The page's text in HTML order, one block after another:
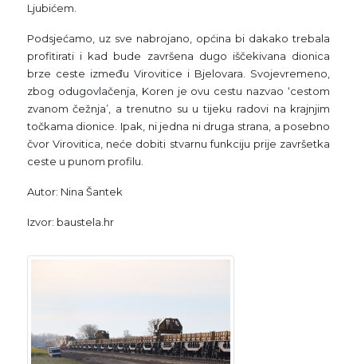
Ljubićem.
Podsjećamo, uz sve nabrojano, općina bi dakako trebala
profitirati i kad bude završena dugo iščekivana dionica
brze ceste između Virovitice i Bjelovara. Svojevremeno,
zbog odugovlačenja, Koren je ovu cestu nazvao ‘cestom
zvanom čežnja’, a trenutno su u tijeku radovi na krajnjim
točkama dionice. Ipak, ni jedna ni druga strana, a posebno
čvor Virovitica, neće dobiti stvarnu funkciju prije završetka
ceste u punom profilu.
Autor: Nina Šantek
Izvor: baustela.hr